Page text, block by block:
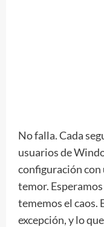
No falla. Cada
usuarios de
configuración con
temor.
tememos el caos.
excepción, y lo